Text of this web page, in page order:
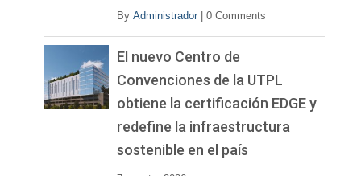
By Administrador 0 Comments
El nuevo Centro de
Convenciones de la UTPL
obtiene la certificación EDGE y
redefine la infraestructura
sostenible en el país